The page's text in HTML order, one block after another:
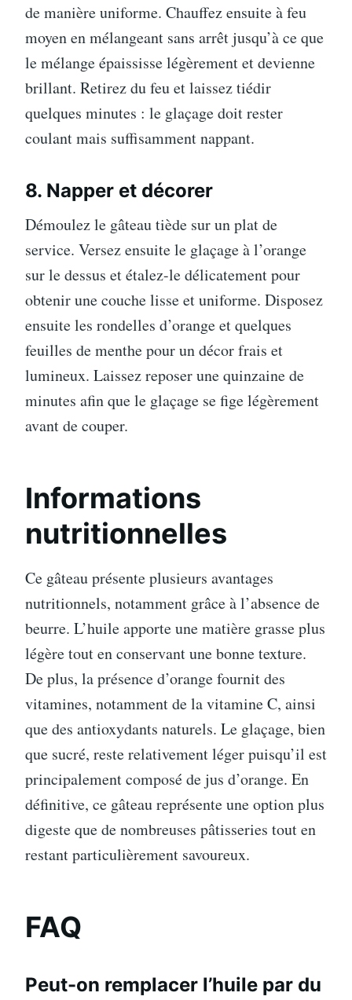
de manière uniforme. Chauffez ensuite à feu
moyen en mélangeant sans arrêt jusqu’à ce que
le mélange épaississe légèrement et devienne
brillant. Retirez du feu et laissez tiédir
quelques minutes : le glaçage doit rester
coulant mais suffisamment nappant.
8. Napper et décorer
Démoulez le gâteau tiède sur un plat de
service. Versez ensuite le glaçage à l’orange
sur le dessus et étalez-le délicatement pour
obtenir une couche lisse et uniforme. Disposez
ensuite les rondelles d’orange et quelques
feuilles de menthe pour un décor frais et
lumineux. Laissez reposer une quinzaine de
minutes afin que le glaçage se fige légèrement
avant de couper.
Informations
nutritionnelles
Ce gâteau présente plusieurs avantages
nutritionnels, notamment grâce à l’absence de
beurre. L’huile apporte une matière grasse plus
légère tout en conservant une bonne texture.
De plus, la présence d’orange fournit des
vitamines, notamment de la vitamine C, ainsi
que des antioxydants naturels. Le glaçage, bien
que sucré, reste relativement léger puisqu’il est
principalement composé de jus d’orange. En
définitive, ce gâteau représente une option plus
digeste que de nombreuses pâtisseries tout en
restant particulièrement savoureux.
FAQ
Peut-on remplacer l’huile par du